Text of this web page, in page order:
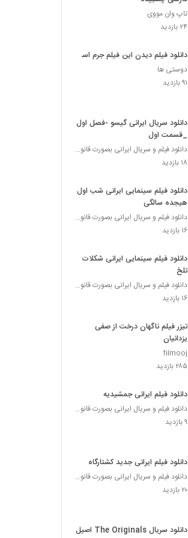
تاپ وان مووی
۲۴ بازدید
دانلود فیلم دیدن این فیلم جرم است
دوستی ها
۹۱ بازدید
دانلود سریال ایرانی گیسو -فصل اول
_قسمت اول
دانلود فیلم و سریال ایرانی بصورت قانونی
۱۸ بازدید
دانلود فیلم سینمایی ایرانی شب اول
هیجده سالگی
دانلود فیلم و سریال ایرانی بصورت قانونی
۱۶ بازدید
دانلود فیلم سینمایی ایرانی شکلات
تلخ
دانلود فیلم و سریال ایرانی بصورت قانونی
۱۶ بازدید
تیزر فیلم ناگهان درخت از صفی
یزدانیان
filmooj
۲۸۵ بازدید
دانلود فیلم ایرانی جمشیدیه
دانلود فیلم و سریال ایرانی بصورت قانونی
۹ بازدید
دانلود فیلم ایرانی جدید کشتارگاه
دانلود فیلم و سریال ایرانی بصورت قانونی
۲۰ بازدید
دانلود سریال The Originals اصیل